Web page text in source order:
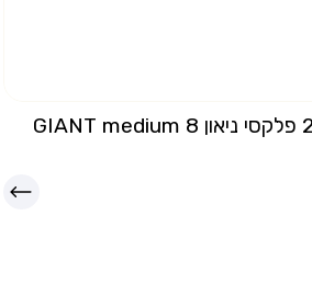
25kg FLEXI פלקסי ניאון GIANT medium 8